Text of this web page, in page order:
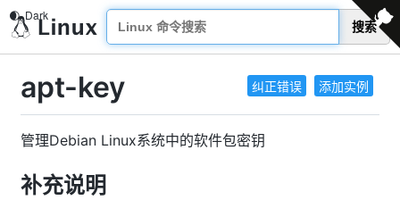
搜索
纠正错误 添加实例
apt-key
管理Debian Linux系统中的软件包密钥
补充说明